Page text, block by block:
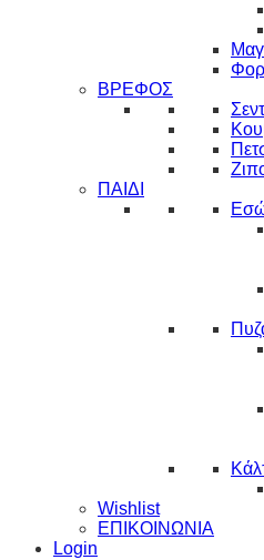
ΒΡΕΦΟΣ
ΠΑΙΔΙ
Wishlist
ΕΠΙΚΟΙΝΩΝΙΑ
Login